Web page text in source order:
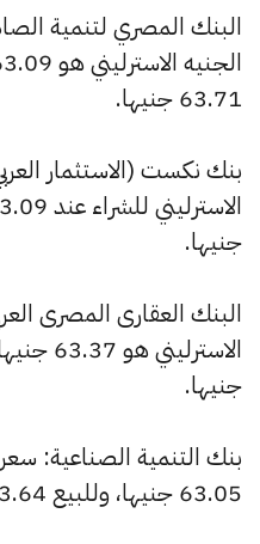
البنك المصري لتنمية
63.71 جنيها.
بنك نكست (الاستثمار
جنيها.
البنك العقارى المصرى
جنيها.
بنك التنمية الصناعية:
63.05 جنيها، وللبيع 63.64 جنيها.